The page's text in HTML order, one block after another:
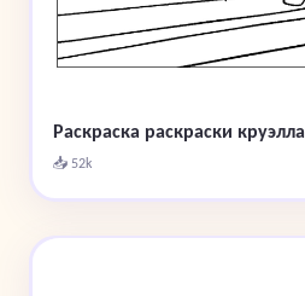
Раскраска раскраски круэлла
📥 52k